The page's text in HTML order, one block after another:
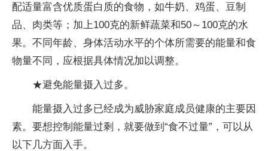
配适量富含优质蛋白质的食物，如牛奶、鸡蛋、豆制
品、肉类等；加上100克的新鲜蔬菜和50～100克的水
果。不同年龄、身体活动水平的个体所需要的能量和食
物量不同，应根据具体情况加以调整。
★避免能量摄入过多。
能量摄入过多已经成为威胁家庭成员健康的主要因
素。要想控制能量过剩，就要做到“食不过量”，可以从
以下几方面入手。